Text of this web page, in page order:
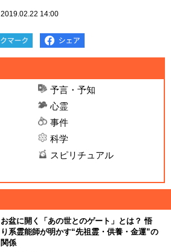
2019.02.22 14:00
予言・予知
心霊
事件
科学
スピリチュアル
お盆に開く「あの世とのゲート」とは？ 悟
り系霊能師が明かす“先祖霊・供養・金運”の
関係